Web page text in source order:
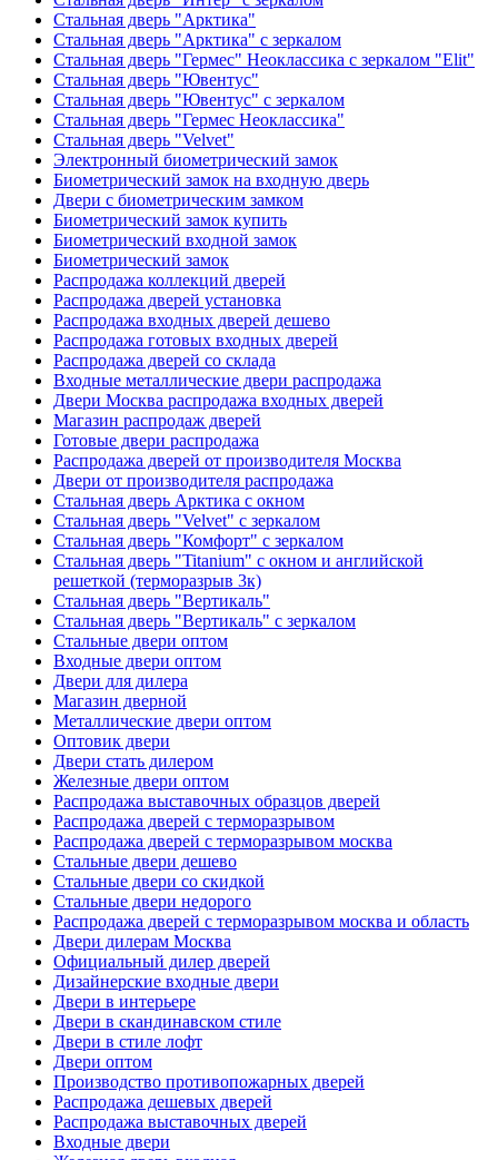
Стальная дверь "Арктика"
Стальная дверь "Арктика" с зеркалом
Стальная дверь "Гермес" Неоклассика с зеркалом "Elit"
Стальная дверь "Ювентус"
Стальная дверь "Ювентус" с зеркалом
Стальная дверь "Гермес Неоклассика"
Стальная дверь "Velvet"
Электронный биометрический замок
Биометрический замок на входную дверь
Двери с биометрическим замком
Биометрический замок купить
Биометрический входной замок
Биометрический замок
Распродажа коллекций дверей
Распродажа дверей установка
Распродажа входных дверей дешево
Распродажа готовых входных дверей
Распродажа дверей со склада
Входные металлические двери распродажа
Двери Москва распродажа входных дверей
Магазин распродаж дверей
Готовые двери распродажа
Распродажа дверей от производителя Москва
Двери от производителя распродажа
Стальная дверь Арктика с окном
Стальная дверь "Velvet" с зеркалом
Стальная дверь "Комфорт" с зеркалом
Стальная дверь "Titanium" с окном и английской
решеткой (терморазрыв 3к)
Стальная дверь "Вертикаль"
Стальная дверь "Вертикаль" с зеркалом
Стальные двери оптом
Входные двери оптом
Двери для дилера
Магазин дверной
Металлические двери оптом
Оптовик двери
Двери стать дилером
Железные двери оптом
Распродажа выставочных образцов дверей
Распродажа дверей с терморазрывом
Распродажа дверей с терморазрывом москва
Стальные двери дешево
Стальные двери со скидкой
Стальные двери недорого
Распродажа дверей с терморазрывом москва и область
Двери дилерам Москва
Официальный дилер дверей
Дизайнерские входные двери
Двери в интерьере
Двери в скандинавском стиле
Двери в стиле лофт
Двери оптом
Производство противопожарных дверей
Распродажа дешевых дверей
Распродажа выставочных дверей
Входные двери